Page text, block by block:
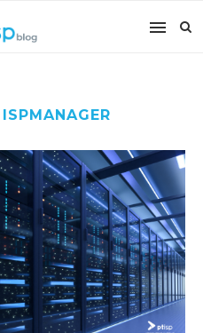
ISPMANAGER